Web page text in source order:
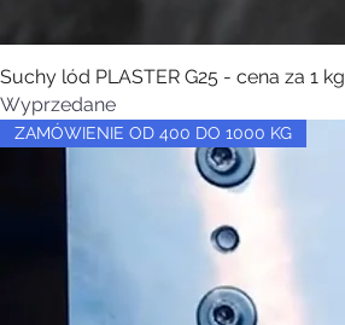
Suchy lód PLASTER G25 - cena za 1 kg
Wyprzedane
ZAMÓWIENIE OD 400 DO 1000 KG